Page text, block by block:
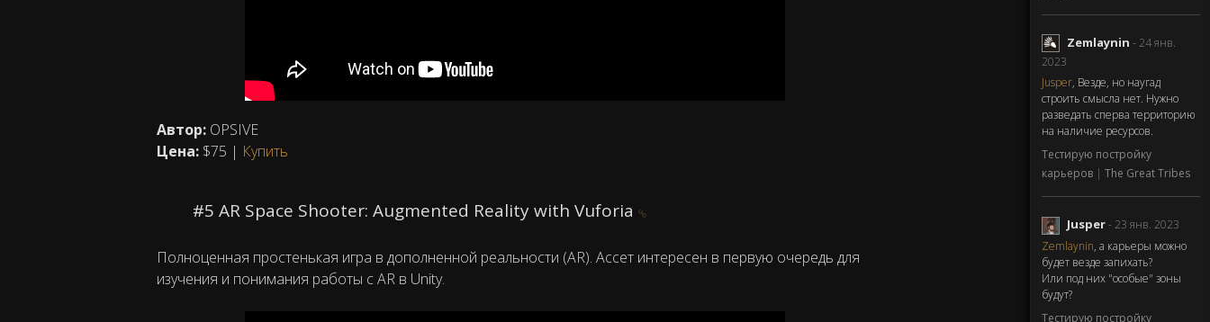
Zemlaynin - 24 янв.
2023
Jusper, Везде, но наугад
строить смысла нет. Нужно
разведать сперва территорию
на наличие ресурсов.
Тестирую постройку
карьеров | The Great Tribes
Jusper- 23 янв. 2023
Zemlaynin, а карьеры можно
будет везде запихать?
Или под них "особые" зоны
будут?
Тестирую постройку
Автор: OPSIVE
Цена: $75 | Купить
#5 AR Space Shooter: Augmented Reality with Vuforia
Полноценная простенькая игра в дополненной реальности (AR). Ассет интересен в первую очередь для
изучения и понимания работы с AR в Unity.